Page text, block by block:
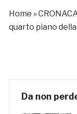
Home »
quarto piano
Da non